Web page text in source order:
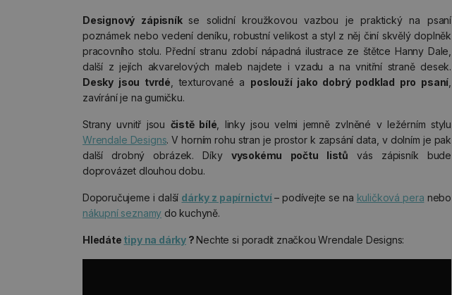
Designový zápisníkse solidní kroužkovou vazbou je praktický na psaní
poznámek nebo vedení deníku, robustní velikost a styl z něj činí skvělý doplněk
pracovního stolu. Přední stranu zdobí nápadná ilustrace ze štětce Hanny Dale,
další z jejích akvarelových maleb najdete i vzadu a na vnitřní straně desek.
Desky jsou tvrdé , texturované a poslouží jako dobrý podklad pro psaní
zavírání je na gumičku.
Strany uvnitř jsou čistě bílé , linky jsou velmi jemně zvlněné v ležérním stylu
Wrendale Designs. V horním rohu stran je prostor k zapsání data, v dolním je pak
další drobný obrázek. Díky vysokému počtu listů vás zápisník bude
doprovázet dlouhou dobu.
Doporučujeme i další dárky z papírnictví– podívejte se na kuličková pera nebo
nákupní seznamy do kuchyně.
Hledáte tipy na dárky?Nechte si poradit značkou Wrendale Designs: